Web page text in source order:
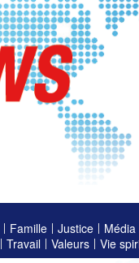
Famille Justice Média
Travail Valeurs Vie